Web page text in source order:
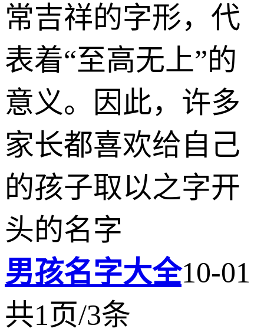
常吉祥的字形，代
表着“至高无上”的
意义。因此，许多
家长都喜欢给自己
的孩子取以之字开
头的名字
男孩名字大全10-01
共1页/3条